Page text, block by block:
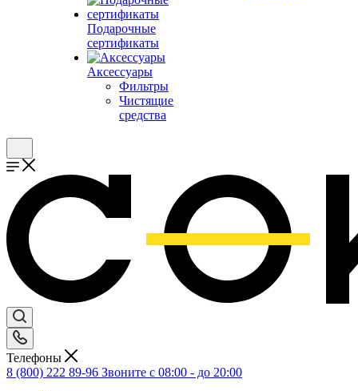
Подарочные
сертификаты
Аксессуары
Фильтры
Чистящие
средства
Телефоны
8 (800) 222 89-96 Звоните с 08:00 - до 20:00